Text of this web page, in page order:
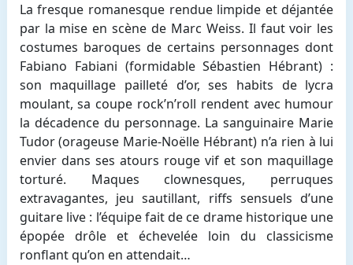
La fresque romanesque rendue limpide et déjantée
par la mise en scène de Marc Weiss. Il faut voir les
costumes baroques de certains personnages dont
Fabiano Fabiani (formidable Sébastien Hébrant) :
son maquillage pailleté d’or, ses habits de lycra
moulant, sa coupe rock’n’roll rendent avec humour
la décadence du personnage. La sanguinaire Marie
Tudor (orageuse Marie-Noëlle Hébrant) n’a rien à lui
envier dans ses atours rouge vif et son maquillage
torturé. Maques clownesques, perruques
extravagantes, jeu sautillant, riffs sensuels d’une
guitare live : l’équipe fait de ce drame historique une
épopée drôle et échevelée loin du classicisme
ronflant qu’on en attendait…